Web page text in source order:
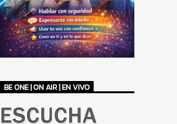
BE ONE | ON AIR | EN VIVO